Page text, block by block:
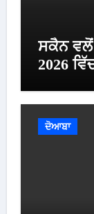
ਸਕੈਨ
2026
ਦੋਆਬਾ